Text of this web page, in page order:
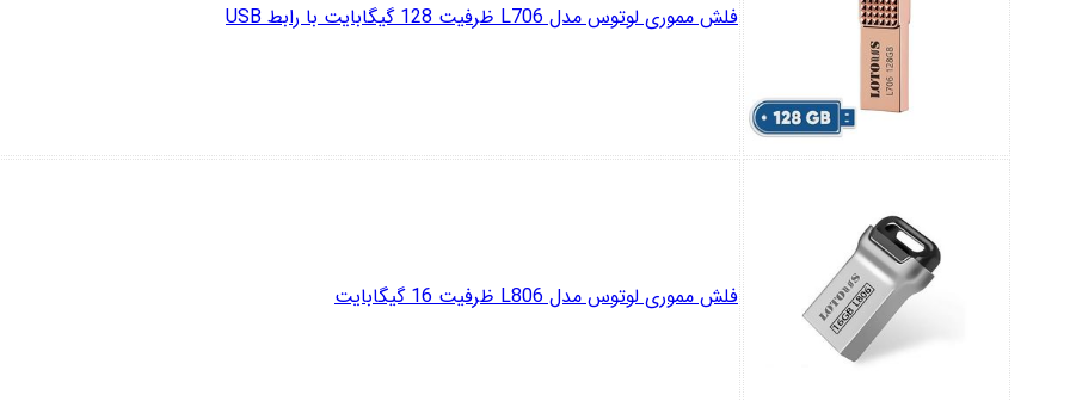
فلش مموری لوتوس مدل L706 ظرفیت 128 گیگابایت با رابط USB
فلش مموری لوتوس مدل L806 ظرفیت 16 گیگابایت